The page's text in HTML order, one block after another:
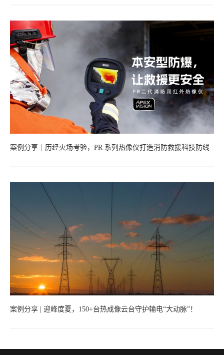
案例分享｜历经火场考验，PR 系列热像仪打造消防救援科技防线
案例分享 | 迎峰度夏，150+台热成像云台守护输电“大动脉”！